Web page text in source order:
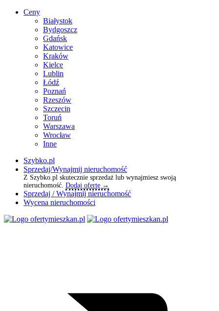
Ceny
Białystok
Bydgoszcz
Gdańsk
Katowice
Kraków
Kielce
Lublin
Łódź
Poznań
Rzeszów
Szczecin
Toruń
Warszawa
Wrocław
Inne
Szybko.pl
Sprzedaj/Wynajmij nieruchomość
Z Szybko.pl skutecznie sprzedaż lub wynajmiesz swoją
nieruchomość. Dodaj ofertę →
Sprzedaj / Wynajmij nieruchomość
Wycena nieruchomości